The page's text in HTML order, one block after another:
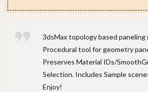
3dsMax topology based paneling
Procedural tool for geometry
Preserves Material IDs/
Selection. Includes Sample
Enjoy!